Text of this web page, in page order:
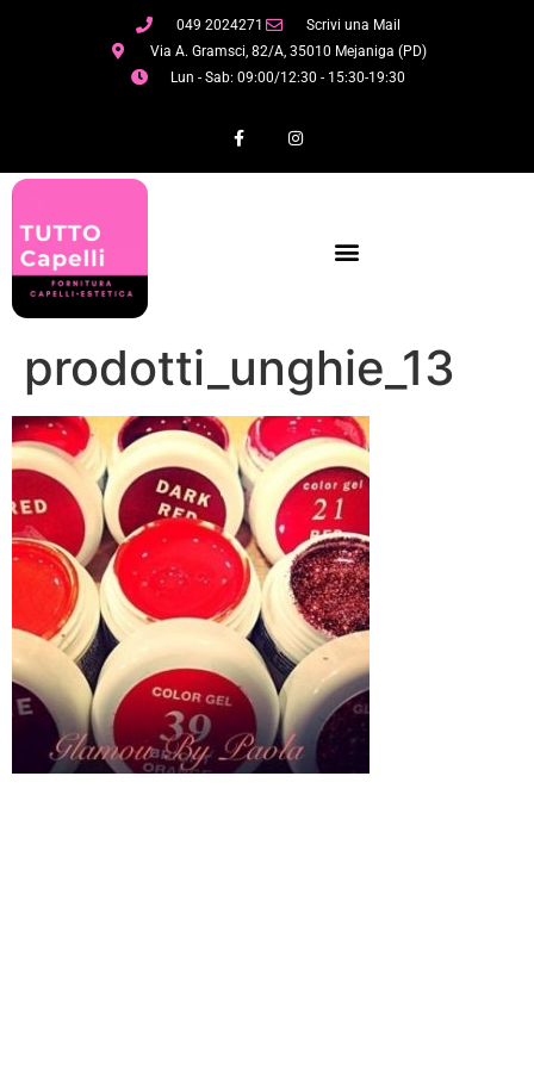
049 2024271
Scrivi una Mail
Via A. Gramsci, 82/A, 35010 Mejaniga (PD)
Lun - Sab: 09:00/12:30 - 15:30-19:30
prodotti_unghie_13